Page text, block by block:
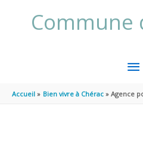
Commune
Accueil Bien vivre à Chérac Agence